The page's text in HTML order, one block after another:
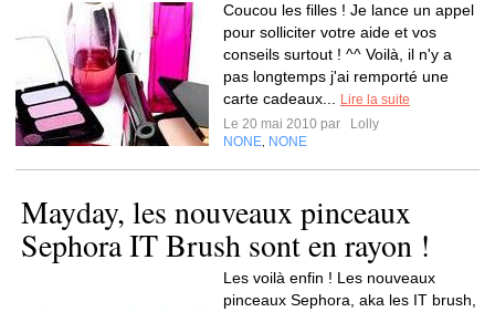
Coucou les filles ! Je lance un appel
pour solliciter votre aide et vos
conseils surtout ! ^^ Voilà, il n'y a
pas longtemps j'ai remporté une
carte cadeaux...
Lire la suite
Le 20 mai 2010 par
Lolly
NONE NONE
Mayday, les nouveaux pinceaux
Sephora IT Brush sont en rayon !
Les voilà enfin ! Les nouveaux
pinceaux Sephora, aka les IT brush,